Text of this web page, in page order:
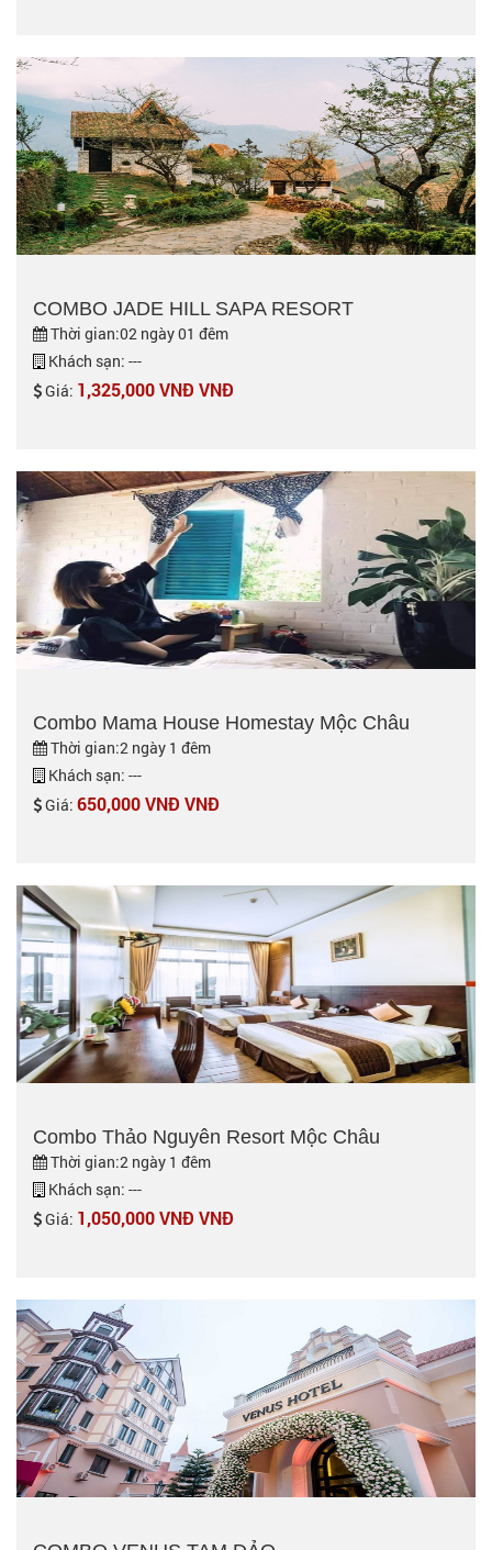
COMBO JADE HILL SAPA RESORT
Thời gian:02 ngày 01 đêm
Khách sạn: ---
Giá: 1,325,000 VNĐ VNĐ
Combo Mama House Homestay Mộc Châu
Thời gian:2 ngày 1 đêm
Khách sạn: ---
Giá: 650,000 VNĐ VNĐ
Combo Thảo Nguyên Resort Mộc Châu
Thời gian:2 ngày 1 đêm
Khách sạn: ---
Giá: 1,050,000 VNĐ VNĐ